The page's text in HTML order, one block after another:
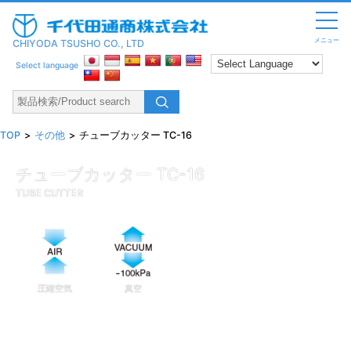
メニュー
CHIYODA TSUSHO CO., LTD
Select language
TOP その他 チューブカッター TC-16
チューブカッター TC-16
TUBE CUTTER
圧縮空気 真空